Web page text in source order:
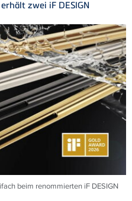
erhält zwei iF DESIGN
beim renommierten iF DESIGN